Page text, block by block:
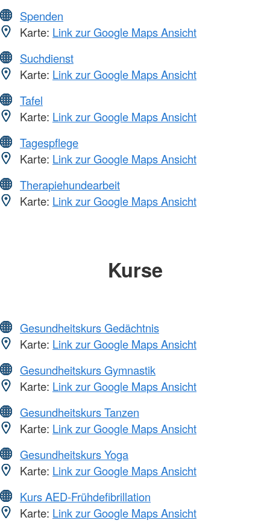
Spenden
Karte: Link zur Google Maps Ansicht
Suchdienst
Karte: Link zur Google Maps Ansicht
Tafel
Karte: Link zur Google Maps Ansicht
Tagespflege
Karte: Link zur Google Maps Ansicht
Therapiehundearbeit
Karte: Link zur Google Maps Ansicht
Kurse
Gesundheitskurs Gedächtnis
Karte: Link zur Google Maps Ansicht
Gesundheitskurs Gymnastik
Karte: Link zur Google Maps Ansicht
Gesundheitskurs Tanzen
Karte: Link zur Google Maps Ansicht
Gesundheitskurs Yoga
Karte: Link zur Google Maps Ansicht
Kurs AED-Frühdefibrillation
Karte: Link zur Google Maps Ansicht